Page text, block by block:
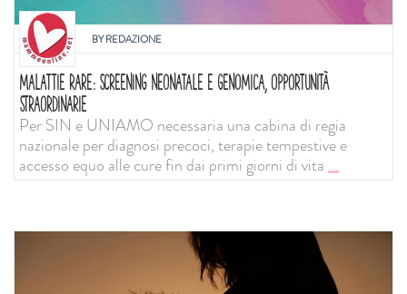
BYREDAZIONE
MALATTIE RARE: SCREENING NEONATALE E GENOMICA, OPPORTUNITÀ
STRAORDINARIE
Per SIN e UNIAMO necessaria una cabina di regia
nazionale per diagnosi precoci, terapie tempestive e
accesso equo alle cure fin dai primi giorni di vita ...